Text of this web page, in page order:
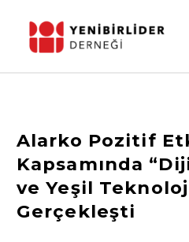
Alarko Pozitif
Kapsamında
ve Yeşil
Gerçekleşti